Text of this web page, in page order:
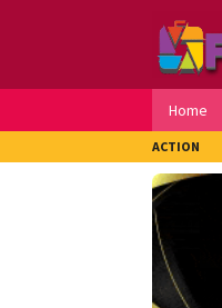
Home
ACTION